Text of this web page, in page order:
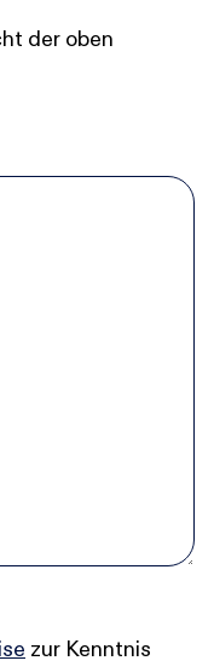
der oben
zur Kenntnis